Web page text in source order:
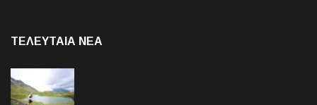
ΤΕΛΕΥΤΑΙΑ NEA